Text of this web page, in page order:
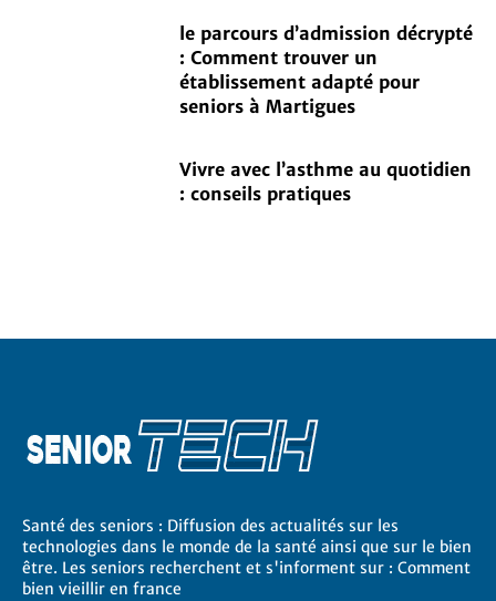
le parcours d’admission décrypté
: Comment trouver un
établissement adapté pour
seniors à Martigues
Vivre avec l’asthme au quotidien
: conseils pratiques
Santé des seniors : Diffusion des actualités sur les
technologies dans le monde de la santé ainsi que sur le bien
être. Les seniors recherchent et s'informent sur : Comment
bien vieillir en france